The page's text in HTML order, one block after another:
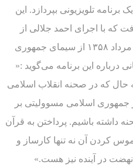
تلویزیونی بپردازد. این
که با اجرای احمد جلالی از
چهارم اردیبهشت تا بیست و پنجم مرداد ۱۳۵۸ از سیمای جمهوری
درباره این برنامه می‌گوید :«
حال که در صحنه انقلاب اسلامی
جمهوری اسلامی مسوولیتی بر
داشته باشیم. پرداختن به قرآن
کردن آن نه تنها کارساز و
در آینده نیز هست.»